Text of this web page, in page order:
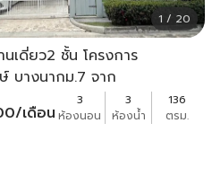
1 / 20
นเดี่ยว2 ชั้น โครงการ
บางนากม.7 จาก
/เดือน
3
ห้องนอน
3
ห้องน้ำ
136
ตรม.